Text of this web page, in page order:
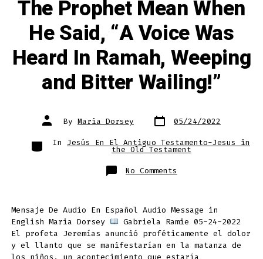
The Prophet Mean When
He Said, “A Voice Was
Heard In Ramah, Weeping
and Bitter Wailing!”
Post
author
By Maria Dorsey Post
date
05/24/2022
Categories
In Jesús En El Antiguo Testamento-Jesus in
the Old Testament
No Comments
¿A
Profeta
Cuándo
Dijo,
¡Voz
Fue
Oída
En
Mensaje De Audio En Español Audio Message in
English Maria Dorsey
Gabriela Ramie 05-24-2022
El profeta Jeremías anunció proféticamente el dolor
y el llanto que se manifestarían en la matanza de